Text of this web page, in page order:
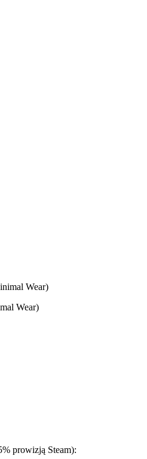
Wear)
prowizją Steam):